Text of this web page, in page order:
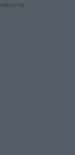
reklama